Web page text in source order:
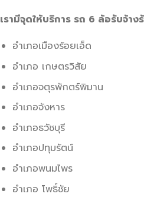
เรามีจุดให้บริการ รถ 6 ล้อรับจ้า
อำเภอเมืองร้อยเอ็ด
อำเภอ เกษตรวิสัย
อำเภอจตุรพักตร์พิมาน
อำเภอจังหาร
อำเภอธวัชบุรี
อำเภอปทุมรัตน์
อำเภอพนมไพร
อำเภอ โพธิ์ชัย